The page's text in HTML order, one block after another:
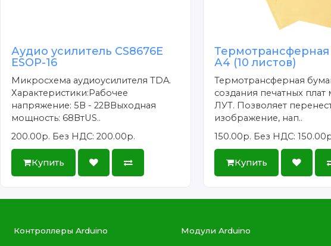
Аудио усилитель CS8676E
ESOP-16
Микросхема аудиоусилителя TDA.
Характеристики:Рабочее
напряжение: 5В - 22ВВыходная
мощность: 68ВтUS..
200.00р. Без НДС: 200.00р.
Купить
Термотрансферная
А4 (10 листов)
Термотрансферная
создания печатных
ЛУТ. Позволяет
изображение, нап..
150.00р. Без НДС:
Купить
Контроллеры Arduino Модули Arduino